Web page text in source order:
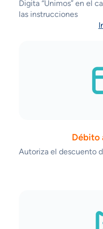
Digita “Unimos” en el
las instrucciones
Débito
Autoriza el descuento